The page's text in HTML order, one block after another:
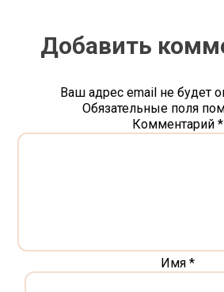
записям
Добавить
Ваш адрес email не будет
Обязательные поля
Комментарий *
Имя *